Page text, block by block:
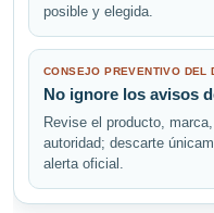
posible y elegida.
CONSEJO PREVENTIVO DEL
No ignore los avisos
Revise el producto,
autoridad; descarte
alerta oficial.